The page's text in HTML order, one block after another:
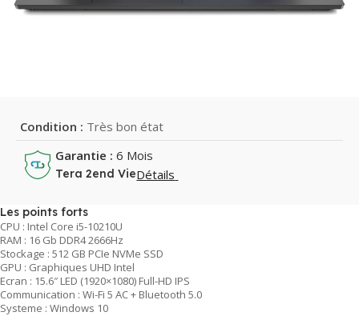
Condition : Très bon état
Garantie : 6 Mois
Tera 2end VieDétails
Les points forts
CPU : Intel Core i5-10210U
RAM : 16 Gb DDR4 2666Hz
Stockage : 512 GB PCIe NVMe SSD
GPU : Graphiques UHD Intel
Ecran : 15.6″ LED (1920×1080) Full-HD IPS
Communication : Wi-Fi 5 AC + Bluetooth 5.0
Systeme : Windows 10